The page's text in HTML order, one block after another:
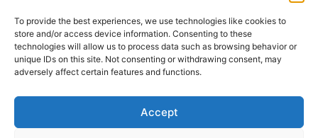
To provide the best experiences, we use technologies like cookies to
store and/or access device information. Consenting to these
technologies will allow us to process data such as browsing behavior or
unique IDs on this site. Not consenting or withdrawing consent, may
adversely affect certain features and functions.
Accept
pratos deliciosos. Continue explorando
as nossas opções e desfrute de
Obrigado por nos acompanhar!